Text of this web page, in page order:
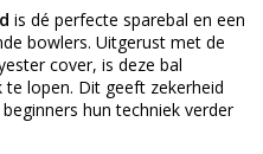
is dé perfecte sparebal en een
bowlers. Uitgerust met de
cover, is deze bal
lopen. Dit geeft zekerheid
hun techniek verder